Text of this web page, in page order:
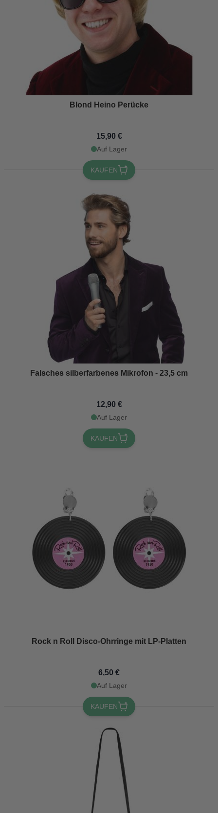
Blond Heino Perücke
15,90 €
Auf Lager
KAUFEN
Falsches silberfarbenes Mikrofon - 23,5 cm
12,90 €
Auf Lager
KAUFEN
Rock n Roll Disco-Ohrringe mit LP-Platten
6,50 €
Auf Lager
KAUFEN